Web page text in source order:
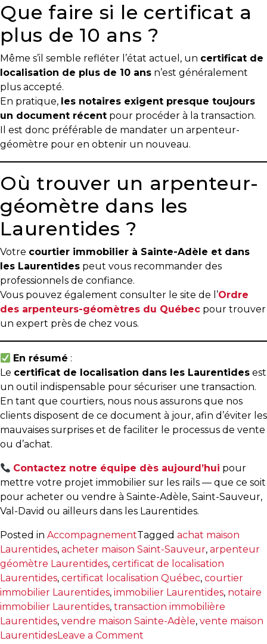
Le
défi
vendre
à
juste
prix
Les
documents
à
avoir
en
main
Pour
rapidement,
faites
bonne
impression!
Activi-
Programme
Visibili-
T
Programmes
exclusifs
Que faire si le certificat a
plus de 10 ans ?
Même s’il semble refléter l’état actuel, un certificat de
localisation de plus de 10 ans n’est généralement
plus accepté.
En pratique, les notaires exigent presque toujours
un document récent pour procéder à la transaction.
Il est donc préférable de mandater un arpenteur-
géomètre pour en obtenir un nouveau.
Où trouver un arpenteur-
géomètre dans les
Laurentides ?
Votre courtier immobilier à Sainte-Adèle et dans
les Laurentides peut vous recommander des
professionnels de confiance.
Vous pouvez également consulter le site de l’Ordre
des arpenteurs-géomètres du Québec pour trouver
un expert près de chez vous.
En résumé :
Le certificat de localisation dans les Laurentides est
un outil indispensable pour sécuriser une transaction.
En tant que courtiers, nous nous assurons que nos
clients disposent de ce document à jour, afin d’éviter les
mauvaises surprises et de faciliter le processus de vente
ou d’achat.
Contactez notre équipe dès aujourd’hui pour
mettre votre projet immobilier sur les rails — que ce soit
pour acheter ou vendre à Sainte-Adèle, Saint-Sauveur,
Val-David ou ailleurs dans les Laurentides.
Posted in AccompagnementTagged achat maison
Laurentides, acheter maison Saint-Sauveur, arpenteur
géomètre Laurentides, certificat de localisation
Laurentides, certificat localisation Québec, courtier
immobilier Laurentides, immobilier Laurentides, notaire
immobilier Laurentides, transaction immobilière
Laurentides, vendre maison Sainte-Adèle, vente maison
LaurentidesLeave a Comment